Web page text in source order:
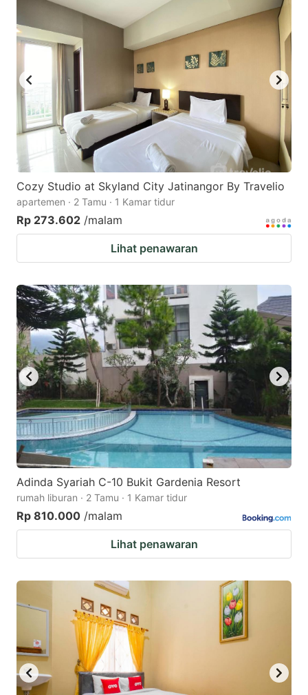
Cozy Studio at Skyland City Jatinangor By Travelio
apartemen · 2 Tamu · 1 Kamar tidur
Rp 273.602 /malam
Lihat penawaran
Adinda Syariah C-10 Bukit Gardenia Resort
rumah liburan · 2 Tamu · 1 Kamar tidur
Rp 810.000 /malam
Lihat penawaran